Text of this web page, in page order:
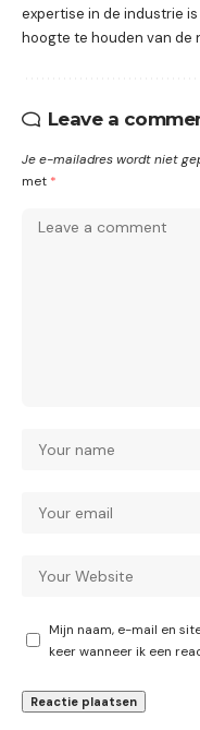
expertise in de industrie
hoogte te houden van de
Leave a
Je e-mailadres wordt niet
met *
Mijn naam, e-mail en
keer wanneer ik een